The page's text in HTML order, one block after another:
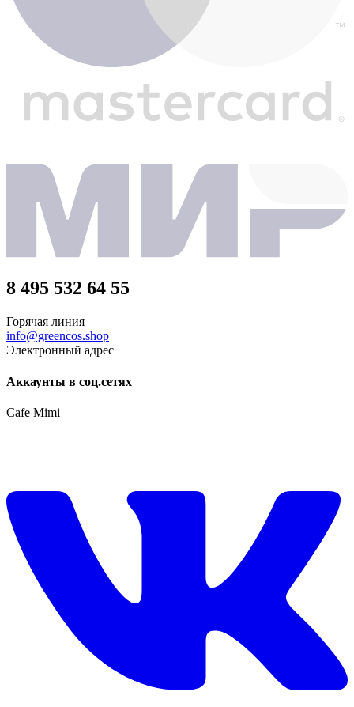
8 495 532 64 55
Горячая линия
info@greencos.shop
Электронный адрес
Аккаунты в соц.сетях
Cafe Mimi